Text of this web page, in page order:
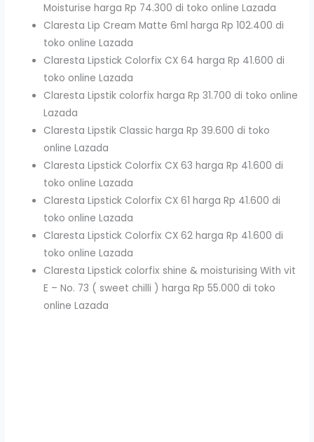
Moisturise harga Rp 74.300 di toko online Lazada
Claresta Lip Cream Matte 6ml harga Rp 102.400 di
toko online Lazada
Claresta Lipstick Colorfix CX 64 harga Rp 41.600 di
toko online Lazada
Claresta Lipstik colorfix harga Rp 31.700 di toko online
Lazada
Claresta Lipstik Classic harga Rp 39.600 di toko
online Lazada
Claresta Lipstick Colorfix CX 63 harga Rp 41.600 di
toko online Lazada
Claresta Lipstick Colorfix CX 61 harga Rp 41.600 di
toko online Lazada
Claresta Lipstick Colorfix CX 62 harga Rp 41.600 di
toko online Lazada
Claresta Lipstick colorfix shine & moisturising With vit
E – No. 73 ( sweet chilli ) harga Rp 55.000 di toko
online Lazada